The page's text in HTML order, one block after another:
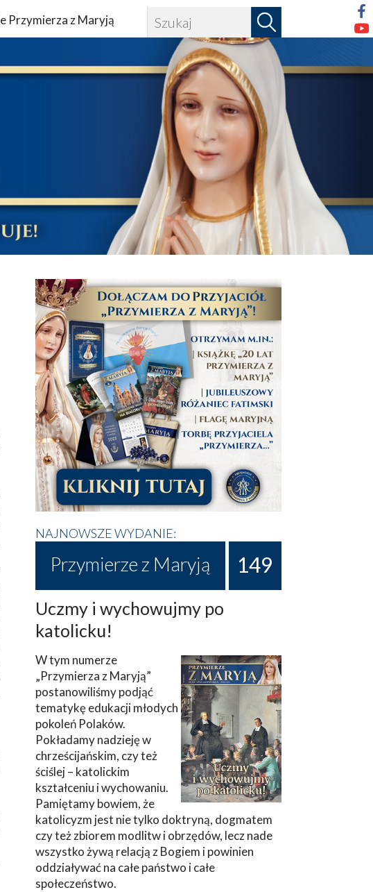
Przymierza z Maryją
NAJNOWSZE WYDANIE:
Przymierze z Maryją 149
Uczmy i wychowujmy po
katolicku!
W tym numerze
„Przymierza z Maryją”
postanowiliśmy podjąć
tematykę edukacji młodych
pokoleń Polaków.
Pokładamy nadzieję w
chrześcijańskim, czy też
ściślej – katolickim
kształceniu i wychowaniu.
Pamiętamy bowiem, że
katolicyzm jest nie tylko doktryną, dogmatem
czy też zbiorem modlitw i obrzędów, lecz nade
wszystko żywą relacją z Bogiem i powinien
oddziaływać na całe państwo i całe
społeczeństwo.